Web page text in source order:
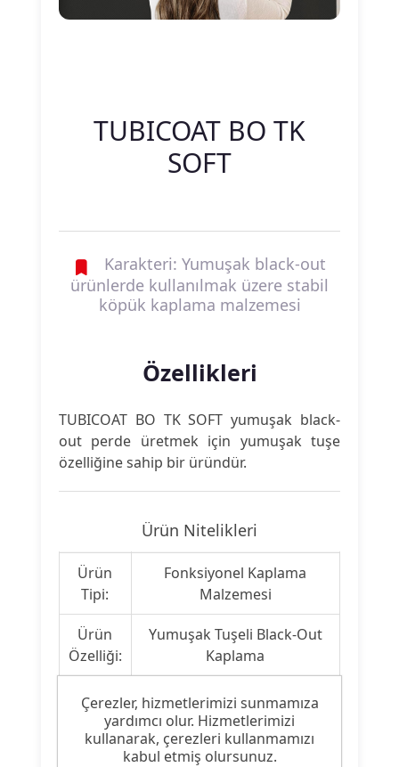
TUBICOAT BO TK
SOFT
Karakteri: Yumuşak black-out
ürünlerde kullanılmak üzere stabil
köpük kaplama malzemesi
Özellikleri
TUBICOAT BO TK SOFT yumuşak black-
out perde üretmek için yumuşak tuşe
özelliğine sahip bir üründür.
Ürün Nitelikleri
Ürün
Tipi:
Fonksiyonel Kaplama
Malzemesi
Ürün
Özelliği:
Yumuşak Tuşeli Black-Out
Kaplama
Ürün Dokümanları
Çerezler, hizmetlerimizi sunmamıza
yardımcı olur. Hizmetlerimizi
kullanarak, çerezleri kullanmamızı
kabul etmiş olursunuz.